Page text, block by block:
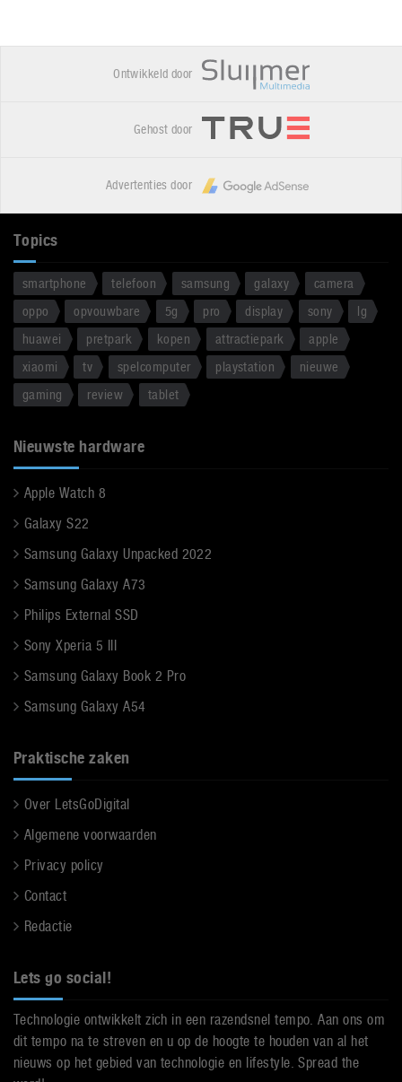
Ontwikkeld door
Gehost door
Advertenties door
Topics
smartphone telefoon samsung galaxy
camera
oppo
opvouwbare 5g pro display sony
lg
huawei
pretpark kopen attractiepark
apple
xiaomi
tv spelcomputer playstation
nieuwe
gaming
review tablet
Nieuwste hardware
Apple Watch 8
Galaxy S22
Samsung Galaxy Unpacked 2022
Samsung Galaxy A73
Philips External SSD
Sony Xperia 5 III
Samsung Galaxy Book 2 Pro
Samsung Galaxy A54
Praktische zaken
Over LetsGoDigital
Algemene voorwaarden
Privacy policy
Contact
Redactie
Lets go social!
Technologie ontwikkelt zich in een razendsnel tempo. Aan ons om
dit tempo na te streven en u op de hoogte te houden van al het
nieuws op het gebied van technologie en lifestyle. Spread the